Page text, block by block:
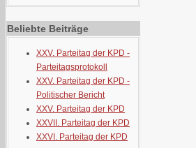
Beliebte Beiträge
XXV. Parteitag der KPD -
Parteitagsprotokoll
XXV. Parteitag der KPD -
Politischer Bericht
XXV. Parteitag der KPD
XXVII. Parteitag der KPD
XXVI. Parteitag der KPD